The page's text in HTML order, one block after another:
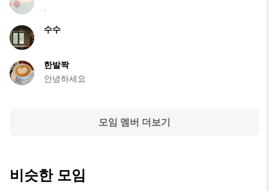
수수
한발짝
안녕하세요
모임 멤버 더보기
비슷한 모임